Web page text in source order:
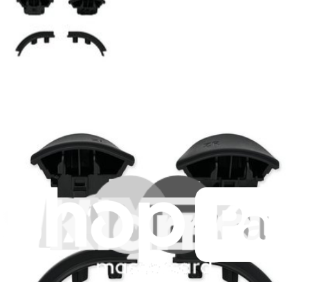
manettes JoyCon gauche et droite.
Garantie à vie
iFixit France
Qui sommes-nous
Service client
Discuter d'iFixit
Carrière
API